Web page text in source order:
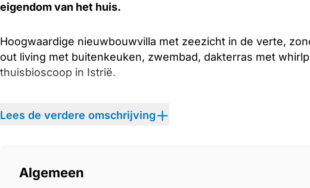
eigendom van het huis.
Hoogwaardige nieuwbouwvilla met zeezicht in de verte,
out living met buitenkeuken, zwembad, dakterras met
thuisbioscoop in Istrië.
De Slimste Manier Naar Je Eigen Droomvakantiewoning:
Lees de verdere omschrijving
Algemeen